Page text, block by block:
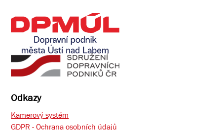
Odkazy
Kamerový systém
GDPR - Ochrana osobních údajů